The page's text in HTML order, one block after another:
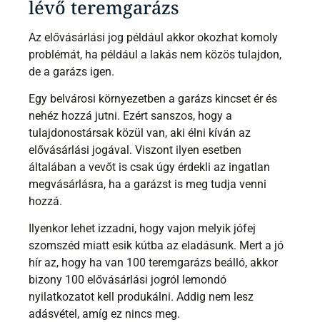
lévő teremgarázs
Az elővásárlási jog például akkor okozhat komoly
problémát, ha például a lakás nem közös tulajdon,
de a garázs igen.
Egy belvárosi környezetben a garázs kincset ér és
nehéz hozzá jutni. Ezért sanszos, hogy a
tulajdonostársak közül van, aki élni kíván az
elővásárlási jogával. Viszont ilyen esetben
általában a vevőt is csak úgy érdekli az ingatlan
megvásárlásra, ha a garázst is meg tudja venni
hozzá.
Ilyenkor lehet izzadni, hogy vajon melyik jófej
szomszéd miatt esik kútba az eladásunk. Mert a jó
hír az, hogy ha van 100 teremgarázs beálló, akkor
bizony 100 elővásárlási jogról lemondó
nyilatkozatot kell produkálni. Addig nem lesz
adásvétel, amíg ez nincs meg.